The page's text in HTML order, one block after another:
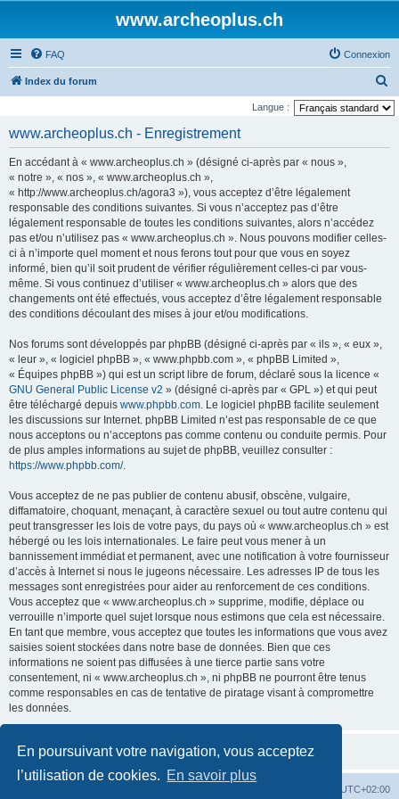
En poursuivant votre navigation, vous acceptez
l’utilisation de cookies. En savoir plus
www.archeoplus.ch
FAQ Connexion
Index du forum
e
Langue :
www.archeoplus.ch - Enregistrement
En accédant à « www.archeoplus.ch » (désigné ci-après par « nous »,
« notre », « nos », « www.archeoplus.ch »,
« http://www.archeoplus.ch/agora3 »), vous acceptez d’être légalement
responsable des conditions suivantes. Si vous n’acceptez pas d’être
légalement responsable de toutes les conditions suivantes, alors n’accédez
pas et/ou n’utilisez pas « www.archeoplus.ch ». Nous pouvons modifier celles-
ci à n’importe quel moment et nous ferons tout pour que vous en soyez
informé, bien qu’il soit prudent de vérifier régulièrement celles-ci par vous-
même. Si vous continuez d’utiliser « www.archeoplus.ch » alors que des
changements ont été effectués, vous acceptez d’être légalement responsable
des conditions découlant des mises à jour et/ou modifications.
Nos forums sont développés par phpBB (désigné ci-après par « ils », « eux »,
« leur », « logiciel phpBB », « www.phpbb.com », « phpBB Limited »,
« Équipes phpBB ») qui est un script libre de forum, déclaré sous la licence «
GNU General Public License v2 » (désigné ci-après par « GPL ») et qui peut
être téléchargé depuis www.phpbb.com. Le logiciel phpBB facilite seulement
les discussions sur Internet. phpBB Limited n’est pas responsable de ce que
nous acceptons ou n’acceptons pas comme contenu ou conduite permis. Pour
de plus amples informations au sujet de phpBB, veuillez consulter :
https://www.phpbb.com/.
Vous acceptez de ne pas publier de contenu abusif, obscène, vulgaire,
diffamatoire, choquant, menaçant, à caractère sexuel ou tout autre contenu qui
peut transgresser les lois de votre pays, du pays où « www.archeoplus.ch » est
hébergé ou les lois internationales. Le faire peut vous mener à un
bannissement immédiat et permanent, avec une notification à votre fournisseur
d’accès à Internet si nous le jugeons nécessaire. Les adresses IP de tous les
messages sont enregistrées pour aider au renforcement de ces conditions.
Vous acceptez que « www.archeoplus.ch » supprime, modifie, déplace ou
verrouille n’importe quel sujet lorsque nous estimons que cela est nécessaire.
En tant que membre, vous acceptez que toutes les informations que vous avez
saisies soient stockées dans notre base de données. Bien que ces
informations ne soient pas diffusées à une tierce partie sans votre
consentement, ni « www.archeoplus.ch », ni phpBB ne pourront être tenus
comme responsables en cas de tentative de piratage visant à compromettre
les données.
UTC+02:00